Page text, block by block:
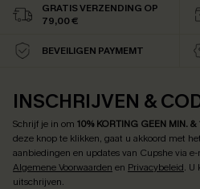
GRATIS VERZENDING OP
79,00 €
BEVEILIGEN PAYMEMT
INSCHRIJVEN &
Schrijf je in om 10% KORTING GEEN MIN. &
deze knop te klikken, gaat u akkoord met
aanbiedingen en updates van Cupshe via
Algemene Voorwaarden en Privacybeleid. U
uitschrijven.